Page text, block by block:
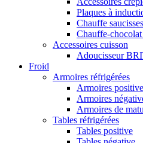
Plaques à
Chauffe saucisses
Chauffe-chocolat
Accessoires cuisson
Adoucisseur
Froid
Armoires réfrigérées
Armoires positive
Armoires
Armoires de
Tables réfrigérées
Tables positive